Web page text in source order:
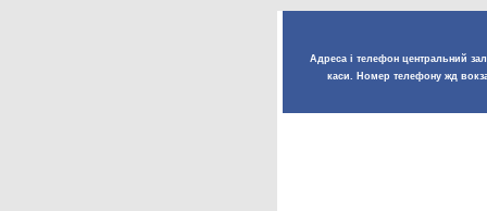
Адреса і телефон центральний
каси. Номер телефону жд